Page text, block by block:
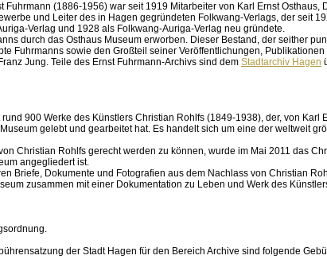
Fuhrmann (1886-1956) war seit 1919 Mitarbeiter von Karl Ernst Osthaus,
und Leiter des in Hagen gegründeten Folkwang-Verlags, der seit
Verlag und 1928 als Folkwang-Auriga-Verlag neu gründete.
durch das Osthaus Museum erworben. Dieser Bestand, der seither
Fuhrmanns sowie den Großteil seiner Veröffentlichungen,
Jung. Teile des Ernst Fuhrmann-Archivs sind dem Stadtarchiv Hagen
900 Werke des Künstlers Christian Rohlfs (1849-1938), der, von Karl
gelebt und gearbeitet hat. Es handelt sich um eine der weltweit
Christian Rohlfs gerecht werden zu können, wurde im Mai 2011 das
angegliedert ist.
Briefe, Dokumente und Fotografien aus dem Nachlass von Christian
zusammen mit einer Dokumentation zu Leben und Werk des
der Stadt Hagen für den Bereich Archive sind folgende